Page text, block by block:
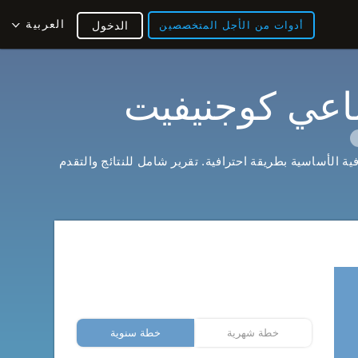
أدوات من الأجل المتخصصين العربية الدخول
كوجنيفيت
الأساسية بطريقة احترافية. تقرير شامل للنتائج والتقدم
خطة شهرية خطة سنوية